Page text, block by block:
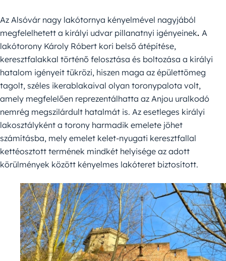
Az Alsóvár nagy lakótornya kényelmével nagyjából
megfelelhetett a királyi udvar pillanatnyi igényeinek. A
lakótorony Károly Róbert kori belső átépítése,
keresztfalakkal történő felosztása és boltozása a királyi
hatalom igényeit tükrözi, hiszen maga az épülettömeg
tagolt, széles ikerablakaival olyan toronypalota volt,
amely megfelelően reprezentálhatta az Anjou uralkodó
nemrég megszilárdult hatalmát is. Az esetleges királyi
lakosztályként a torony harmadik emelete jöhet
számításba, mely emelet kelet-nyugati keresztfallal
kettéosztott termének mindkét helyisége az adott
körülmények között kényelmes lakóteret biztosított.